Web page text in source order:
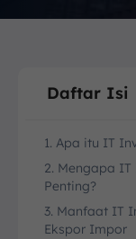
Daftar Isi
1. Apa itu IT
2. Mengapa
Penting?
3. Manfaat IT
Ekspor Impor